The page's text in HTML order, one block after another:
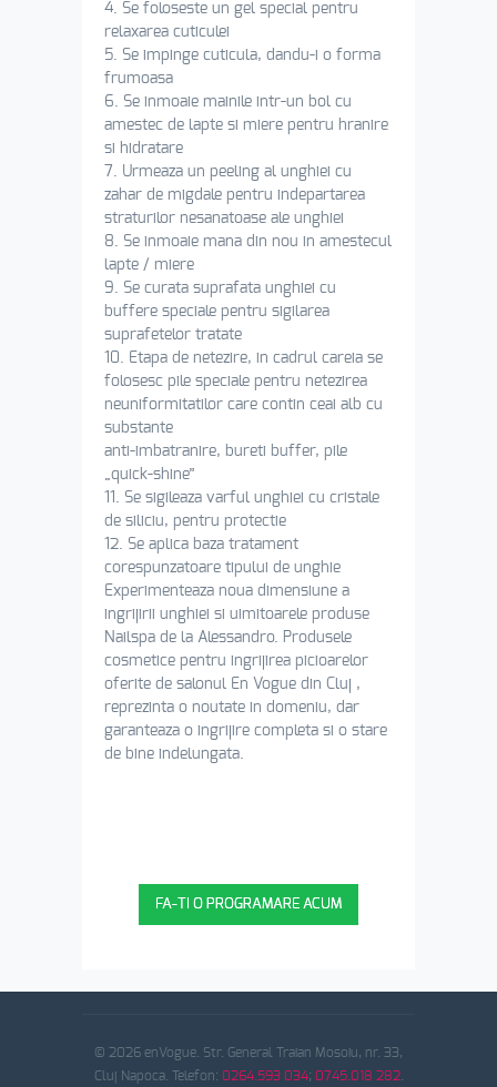
4. Se foloseste un gel special pentru
relaxarea cuticulei
5. Se impinge cuticula, dandu-i o forma
frumoasa
6. Se inmoaie mainile intr-un bol cu
amestec de lapte si miere pentru hranire
si hidratare
7. Urmeaza un peeling al unghiei cu
zahar de migdale pentru indepartarea
straturilor nesanatoase ale unghiei
8. Se inmoaie mana din nou in amestecul
lapte / miere
9. Se curata suprafata unghiei cu
buffere speciale pentru sigilarea
suprafetelor tratate
10. Etapa de netezire, in cadrul careia se
folosesc pile speciale pentru netezirea
neuniformitatilor care contin ceai alb cu
substante
anti-imbatranire, bureti buffer, pile
„quick-shine”
11. Se sigileaza varful unghiei cu cristale
de siliciu, pentru protectie
12. Se aplica baza tratament
corespunzatoare tipului de unghie
Experimenteaza noua dimensiune a
ingrijirii unghiei si uimitoarele produse
Nailspa de la Alessandro. Produsele
cosmetice pentru ingrijirea picioarelor
oferite de salonul En Vogue din Cluj ,
reprezinta o noutate in domeniu, dar
garanteaza o ingrijire completa si o stare
de bine indelungata.
FA-TI O PROGRAMARE ACUM
© 2026 enVogue. Str. General Traian Mosoiu, nr. 33,
Cluj Napoca. Telefon: 0264.593 034; 0745.018 282.